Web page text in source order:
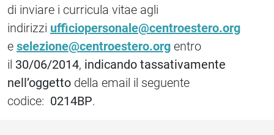
di inviare i curricula vitae agli
indirizzi ufficiopersonale@centroestero.org
e selezione@centroestero.org entro
il 30/06/2014, indicando tassativamente
nell’oggetto della email il seguente
codice: 0214BP.